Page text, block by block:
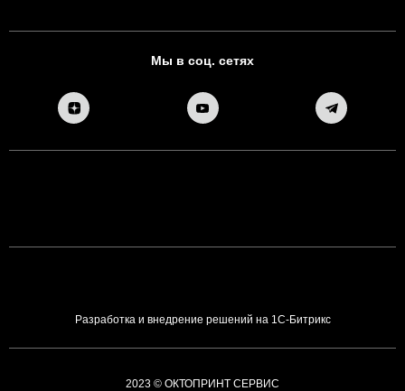
Мы в соц. сетях
Разработка и внедрение решений на 1С-Битрикс
2023 © ОКТОПРИНТ СЕРВИС